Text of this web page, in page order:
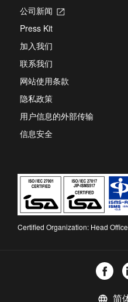
公司新闻
Opens
Press Kit
加入我们
联系我们
网站使用条款
隐私政策
用户信息的外部传输
信息安全
Certified Organization: Head Office
language